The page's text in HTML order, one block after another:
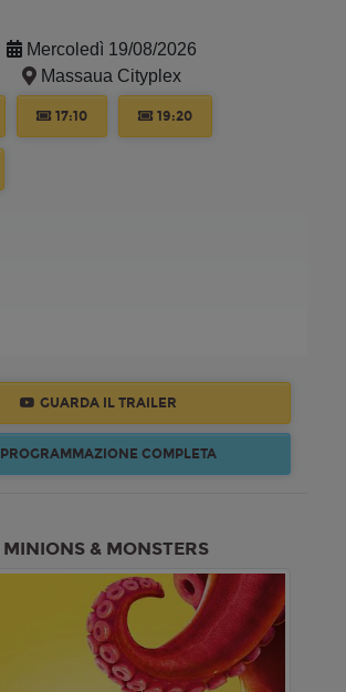
Mercoledì 19/08/2026
Massaua Cityplex
17:10 19:20
GUARDA IL TRAILER
PROGRAMMAZIONE COMPLETA
MINIONS & MONSTERS